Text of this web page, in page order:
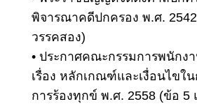
พิจารณาคดีปกครอง พ.ศ.
วรรคสอง)
• ประกาศคณะกรรมการพนักง
เรื่อง หลักเกณฑ์และเงื่อนไขใ
การร้องทุกข์ พ.ศ. 2558 (ข้อ 5